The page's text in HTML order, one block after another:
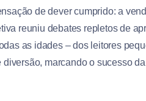
de dever cumprido: a
reuniu debates repletos de
as idades – dos leitores
marcando o sucesso